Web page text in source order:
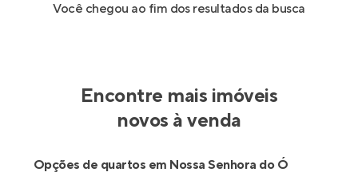
Você chegou ao fim dos resultados da busca
Encontre mais imóveis
novos à venda
Opções de quartos em Nossa Senhora do Ó